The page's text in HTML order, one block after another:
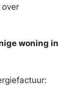
over
woning in